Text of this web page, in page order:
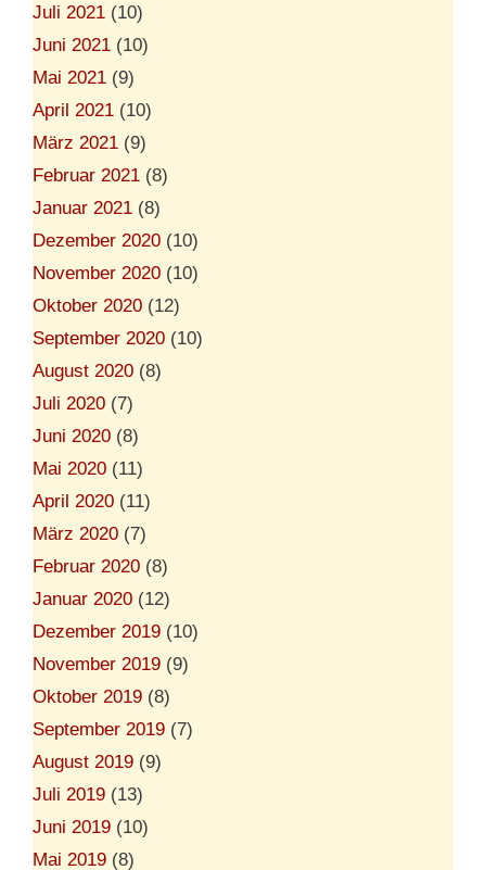
Juli 2021 (10)
Juni 2021 (10)
Mai 2021 (9)
April 2021 (10)
März 2021 (9)
Februar 2021 (8)
Januar 2021 (8)
Dezember 2020 (10)
November 2020 (10)
Oktober 2020 (12)
September 2020 (10)
August 2020 (8)
Juli 2020 (7)
Juni 2020 (8)
Mai 2020 (11)
April 2020 (11)
März 2020 (7)
Februar 2020 (8)
Januar 2020 (12)
Dezember 2019 (10)
November 2019 (9)
Oktober 2019 (8)
September 2019 (7)
August 2019 (9)
Juli 2019 (13)
Juni 2019 (10)
Mai 2019 (8)